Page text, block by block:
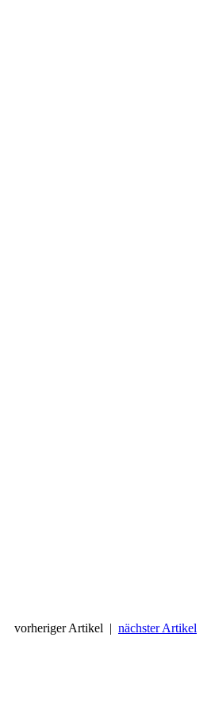
vorheriger Artikel | nächster Artikel